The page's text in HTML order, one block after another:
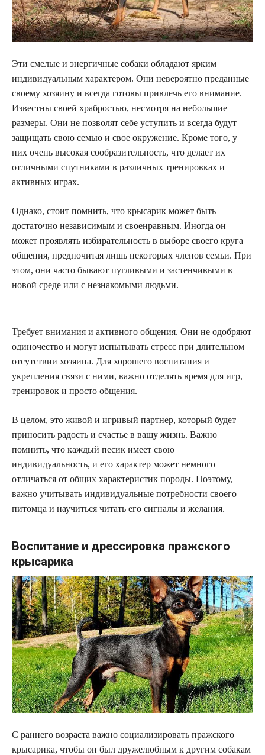
Эти смелые и энергичные собаки обладают ярким
индивидуальным характером. Они невероятно преданные
своему хозяину и всегда готовы привлечь его внимание.
Известны своей храбростью, несмотря на небольшие
размеры. Они не позволят себе уступить и всегда будут
защищать свою семью и свое окружение. Кроме того, у
них очень высокая сообразительность, что делает их
отличными спутниками в различных тренировках и
активных играх.
Однако, стоит помнить, что крысарик может быть
достаточно независимым и своенравным. Иногда он
может проявлять избирательность в выборе своего круга
общения, предпочитая лишь некоторых членов семьи. При
этом, они часто бывают пугливыми и застенчивыми в
новой среде или с незнакомыми людьми.
Требует внимания и активного общения. Они не одобряют
одиночество и могут испытывать стресс при длительном
отсутствии хозяина. Для хорошего воспитания и
укрепления связи с ними, важно отделять время для игр,
тренировок и просто общения.
В целом, это живой и игривый партнер, который будет
приносить радость и счастье в вашу жизнь. Важно
помнить, что каждый песик имеет свою
индивидуальность, и его характер может немного
отличаться от общих характеристик породы. Поэтому,
важно учитывать индивидуальные потребности своего
питомца и научиться читать его сигналы и желания.
Воспитание и дрессировка пражского
крысарика
С раннего возраста важно социализировать пражского
крысарика, чтобы он был дружелюбным к другим собакам